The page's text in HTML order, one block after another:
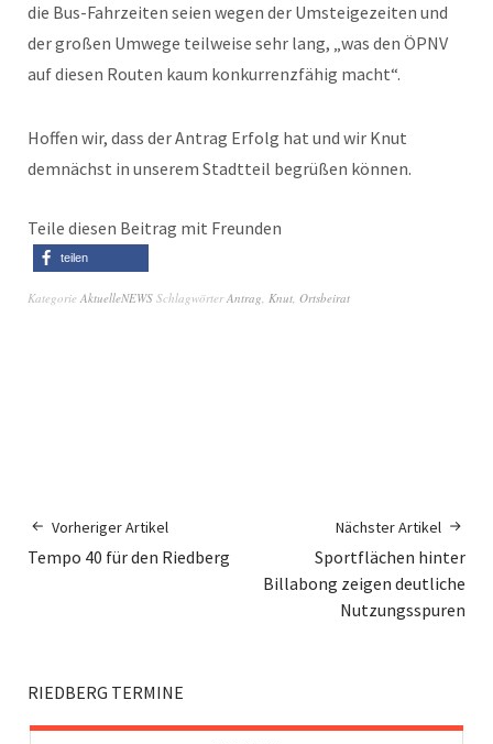
die Bus-Fahrzeiten seien wegen der Umsteigezeiten und
der großen Umwege teilweise sehr lang, „was den ÖPNV
auf diesen Routen kaum konkurrenzfähig macht“.
Hoffen wir, dass der Antrag Erfolg hat und wir Knut
demnächst in unserem Stadtteil begrüßen können.
Teile diesen Beitrag mit Freunden
teilen
Kategorie AktuelleNEWS SchlagwörterAntrag, Knut, Ortsbeirat
Vorheriger Artikel
Tempo 40 für den Riedberg
Nächster Artikel
Sportflächen hinter
Billabong zeigen deutliche
Nutzungsspuren
RIEDBERG TERMINE